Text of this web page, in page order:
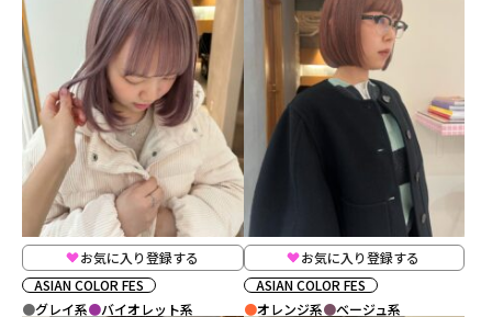
お気に入り登録する
ASIAN COLOR FES
グレイ系
バイオレット系
お気に入り登録する
ASIAN COLOR FES
オレンジ系
ベージュ系